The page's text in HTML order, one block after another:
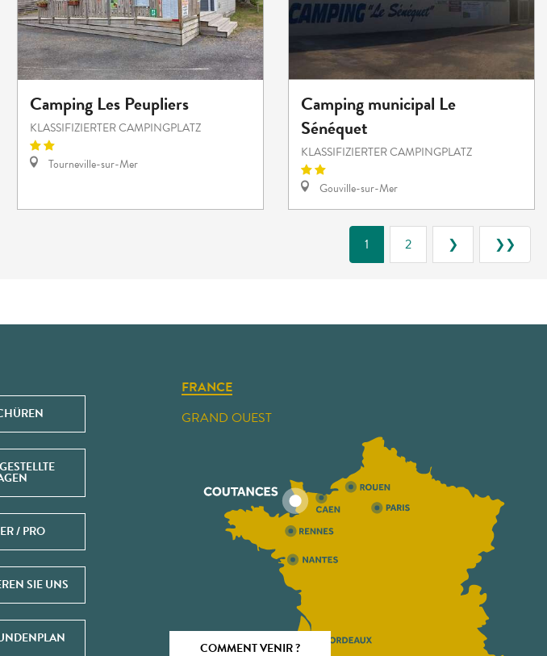
Camping Les Peupliers
KLASSIFIZIERTER CAMPINGPLATZ
Tourneville-sur-Mer
Camping municipal Le
Sénéquet
KLASSIFIZIERTER CAMPINGPLATZ
Gouville-sur-Mer
1 2 ❯ ❯❯
/ PRO
SIE UNS
FRANCE
GRAND OUEST
COMMENT VENIR ?